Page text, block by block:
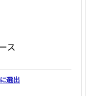
ス
選出